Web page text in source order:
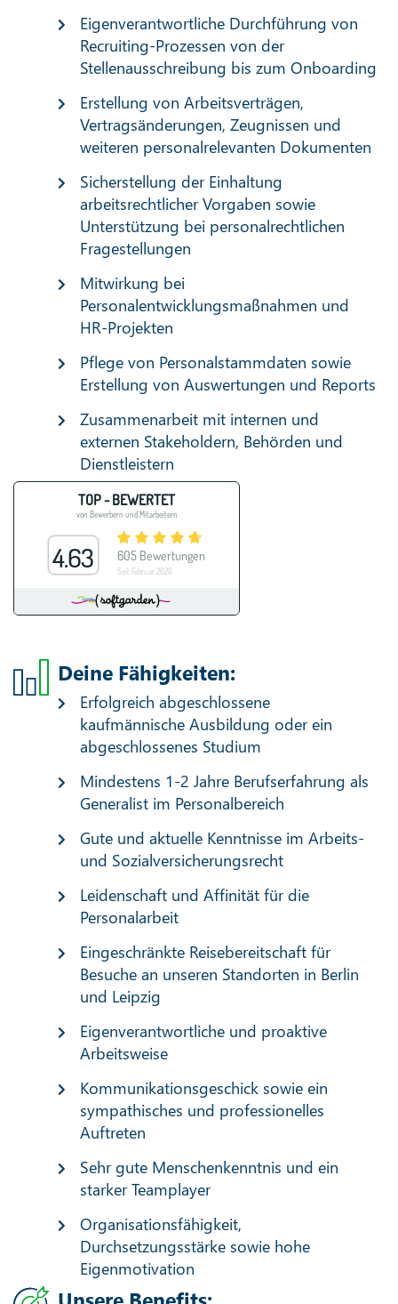
Eigenverantwortliche Durchführung von
Recruiting-Prozessen von der
Stellenausschreibung bis zum Onboarding
Erstellung von Arbeitsverträgen,
Vertragsänderungen, Zeugnissen und
weiteren personalrelevanten Dokumenten
Sicherstellung der Einhaltung
arbeitsrechtlicher Vorgaben sowie
Unterstützung bei personalrechtlichen
Fragestellungen
Mitwirkung bei
Personalentwicklungsmaßnahmen und
HR-Projekten
Pflege von Personalstammdaten sowie
Erstellung von Auswertungen und Reports
Zusammenarbeit mit internen und
externen Stakeholdern, Behörden und
Dienstleistern
Deine Fähigkeiten:
Erfolgreich abgeschlossene
kaufmännische Ausbildung oder ein
abgeschlossenes Studium
Mindestens 1-2 Jahre Berufserfahrung als
Generalist im Personalbereich
Gute und aktuelle Kenntnisse im Arbeits-
und Sozialversicherungsrecht
Leidenschaft und Affinität für die
Personalarbeit
Eingeschränkte Reisebereitschaft für
Besuche an unseren Standorten in Berlin
und Leipzig
Eigenverantwortliche und proaktive
Arbeitsweise
Kommunikationsgeschick sowie ein
sympathisches und professionelles
Auftreten
Sehr gute Menschenkenntnis und ein
starker Teamplayer
Organisationsfähigkeit,
Durchsetzungsstärke sowie hohe
Eigenmotivation